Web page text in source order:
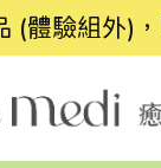
(體驗組外)